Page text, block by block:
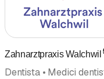
Zahnarztpraxis Walchwil